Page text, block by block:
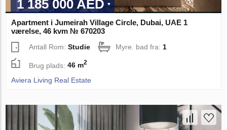
1 185 000 AED
Apartment i Jumeirah Village Circle, Dubai, UAE 1
værelse, 46 kvm № 670203
Antall Rom:Studie Myre. bad fra: 1
Brug plads:46 m2
Aviera Living Real Estate